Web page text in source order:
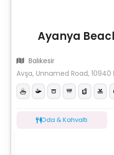
Ayanya
Balıkesir
Avşa, Unnamed Road,
Oda & Kahvaltı